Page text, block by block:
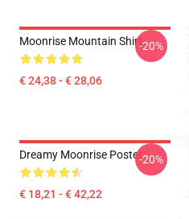
Moonrise Mountain Shirt
€ 24,38 - € 28,06
-20%
Dreamy Moonrise Poster
€ 18,21 - € 42,22
-20%